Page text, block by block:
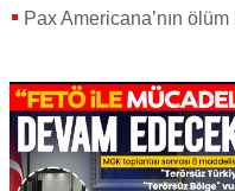
Pax Americana’nın